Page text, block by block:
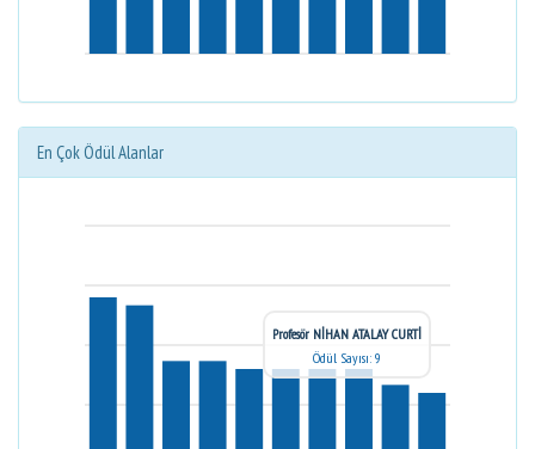
En Çok Ödül Alanlar
Profesör NİHAN ATALAY CURTİ
Ödül Sayısı: 9